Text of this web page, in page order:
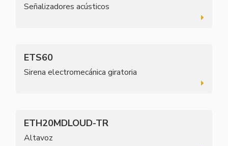
Señalizadores acústicos
ETS60
Sirena electromecánica giratoria
ETH20MDLOUD-TR
Altavoz